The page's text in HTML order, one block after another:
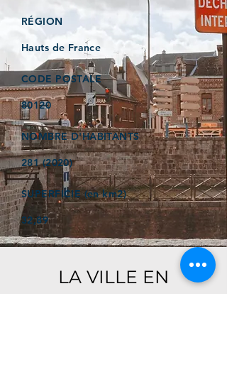
RÉGION
Hauts de France
CODE POSTALE
80120
NOMBRE D'HABITANTS
281 (2020)
SUPERFICIE (en km2)
32,89
LA VILLE EN